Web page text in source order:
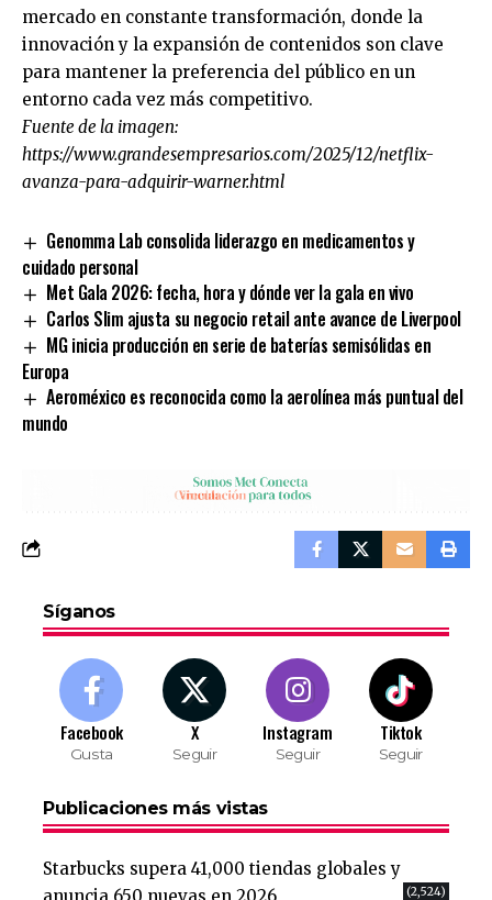
mercado en constante transformación, donde la
innovación y la expansión de contenidos son clave
para mantener la preferencia del público en un
entorno cada vez más competitivo.
Fuente de la imagen:
https://www.grandesempresarios.com/2025/12/netflix-
avanza-para-adquirir-warner.html
Genomma Lab consolida liderazgo en medicamentos y
cuidado personal
Met Gala 2026: fecha, hora y dónde ver la gala en vivo
Carlos Slim ajusta su negocio retail ante avance de Liverpool
MG inicia producción en serie de baterías semisólidas en
Europa
Aeroméxico es reconocida como la aerolínea más puntual del
mundo
Síganos
Facebook
Gusta
X
Seguir
Instagram
Seguir
Tiktok
Seguir
Publicaciones más vistas
Starbucks supera 41,000 tiendas globales y
anuncia 650 nuevas en 2026
(2,524)